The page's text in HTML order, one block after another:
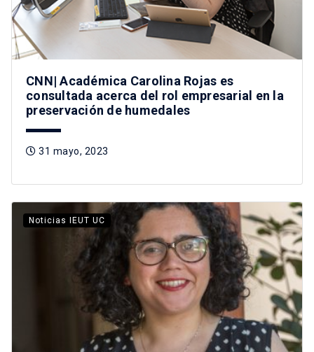
CNN| Académica Carolina Rojas es
consultada acerca del rol empresarial en la
preservación de humedales
31 mayo, 2023
Noticias IEUT UC